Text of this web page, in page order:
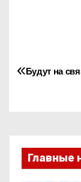
а
г
а
Будут на
Главные